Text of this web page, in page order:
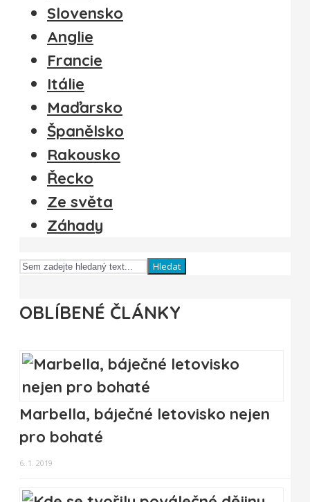
Slovensko
Anglie
Francie
Itálie
Maďarsko
Španělsko
Rakousko
Řecko
Ze světa
Záhady
Hledat
OBLÍBENÉ ČLÁNKY
Marbella, báječné letovisko nejen
pro bohaté
6. 1. 2019